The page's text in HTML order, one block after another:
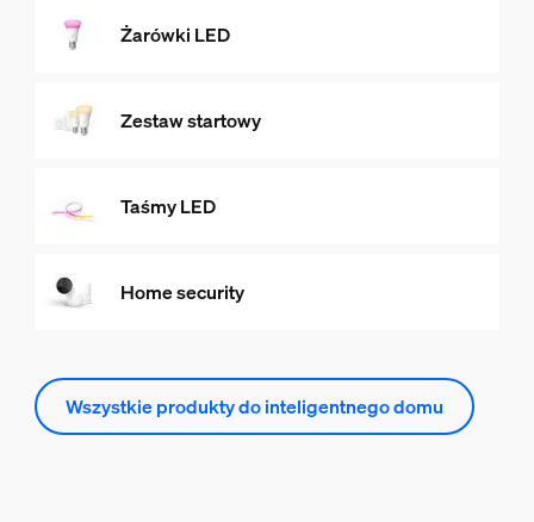
Żarówki LED
Zestaw startowy
Taśmy LED
Home security
Wszystkie produkty do inteligentnego domu